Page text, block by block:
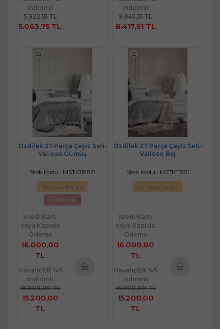
indirimli
5.922,51 TL
5.063,75 TL
indirimli
9.845,51 TL
8.417,91 TL
Özdilek 27 Parça Çeyiz Seti-
Valioso Gümüş
Stok Kodu : MSTK11880
Ücretsiz Kargo
Son Fırsat
Kredi Kartı
veya Kapıda
Ödeme
16.000,00
TL
Havale/Eft %5
indirimli
16.000,00 TL
15.200,00
TL
Özdilek 27 Parça Çeyiz Seti-
Valioso Bej
Stok Kodu : MSTK11881
Ücretsiz Kargo
Kredi Kartı
veya Kapıda
Ödeme
16.000,00
TL
Havale/Eft %5
indirimli
16.000,00 TL
15.200,00
TL